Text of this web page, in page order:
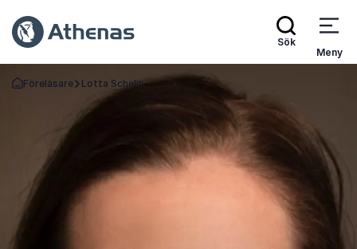
Sök
Meny
Gå tillbaka till startsidan
Föreläsare Lotta Schelin